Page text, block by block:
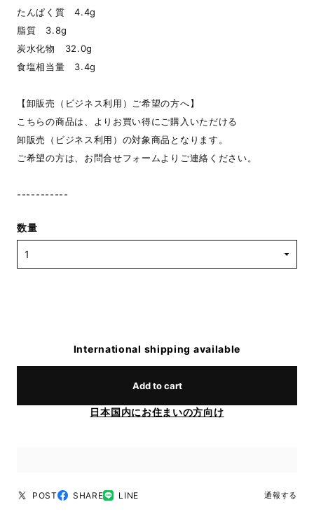
たんぱく質 4.4g
脂質 3.8g
炭水化物 32.0g
食塩相当量 3.4g
【卸販売（ビジネス利用）ご希望の方へ】
こちらの商品は、よりお買い得にご購入いただける
卸販売（ビジネス利用）の対象商品となります。
ご希望の方は、お問合せフォームよりご連絡ください。
-----------
数量
International shipping available
Add to cart
日本国内にお住まいの方向け
POST SHARE LINE 通報する